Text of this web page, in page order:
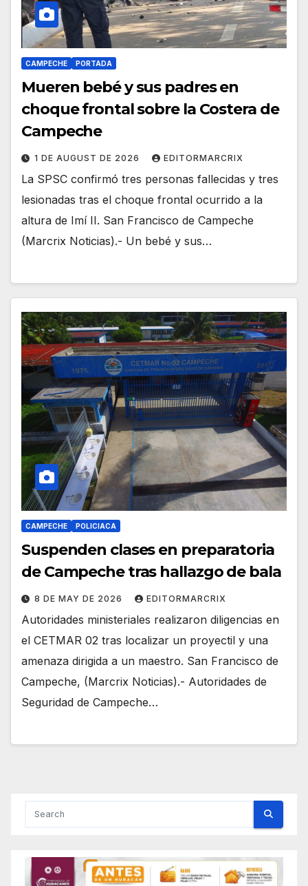
CAMPECHE PORTADA
Mueren bebé y sus padres en
choque frontal sobre la Costera de
Campeche
1 DE AUGUST DE 2026 EDITORMARCRIX
La SPSC confirmó tres personas fallecidas y tres
lesionadas tras el choque frontal ocurrido a la
altura de Imí II. San Francisco de Campeche
(Marcrix Noticias).- Un bebé y sus…
CAMPECHE POLICIACA
Suspenden clases en preparatoria
de Campeche tras hallazgo de bala
8 DE MAY DE 2026 EDITORMARCRIX
Autoridades ministeriales realizaron diligencias en
el CETMAR 02 tras localizar un proyectil y una
amenaza dirigida a un maestro. San Francisco de
Campeche, (Marcrix Noticias).- Autoridades de
Seguridad de Campeche…